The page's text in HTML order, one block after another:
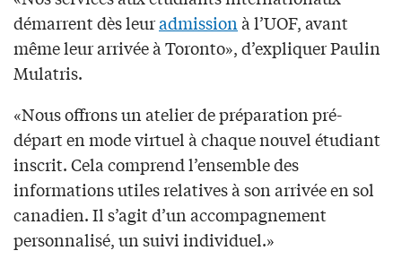
démarrent dès leuradmissionà l’UOF, avant
même leur arrivée à Toronto», d’expliquer Paulin
Mulatris.
«Nous offrons un atelier de préparation pré-
départ en mode virtuel à chaque nouvel étudiant
inscrit. Cela comprend l’ensemble des
informations utiles relatives à son arrivée en sol
canadien. Il s’agit d’un accompagnement
personnalisé, un suivi individuel.»